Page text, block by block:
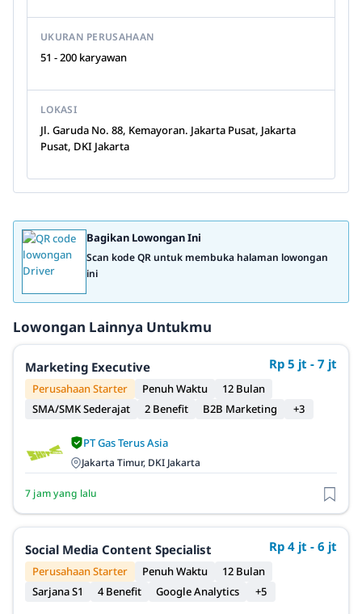
UKURAN PERUSAHAAN
51 - 200 karyawan
LOKASI
Jl. Garuda No. 88, Kemayoran. Jakarta Pusat, Jakarta
Pusat, DKI Jakarta
Bagikan Lowongan Ini
Scan kode QR untuk membuka halaman lowongan
ini
Lowongan Lainnya Untukmu
Marketing Executive Rp 5 jt - 7 jt
Perusahaan Starter Penuh Waktu
12 Bulan
SMA/SMK Sederajat
2 Benefit B2B Marketing +3
PT Gas Terus Asia
Jakarta Timur, DKI Jakarta
7 jam yang lalu
Social Media Content Specialist Rp 4 jt - 6 jt
Perusahaan Starter Penuh Waktu
12 Bulan
Sarjana S1
4 Benefit Google Analytics +5